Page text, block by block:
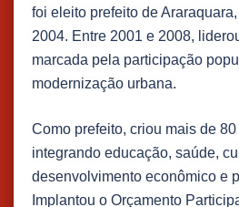
foi eleito prefeito de
2004. Entre 2001 e 2008,
marcada pela participação
modernização urbana.
​Como prefeito, criou mais de
integrando educação, saúde,
desenvolvimento econômico e
Implantou o Orçamento